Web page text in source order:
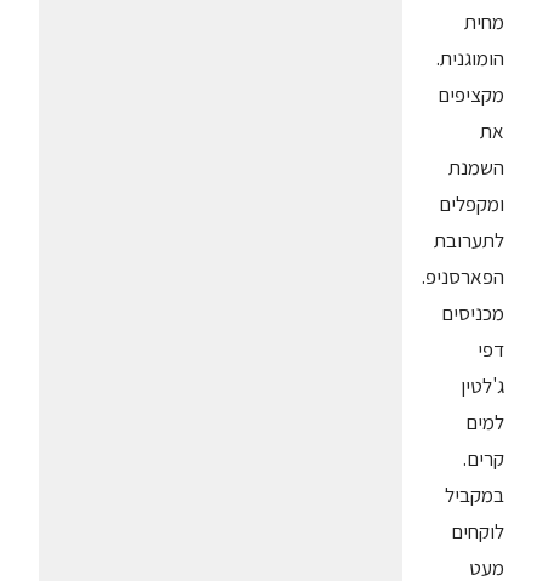
מחית
הומוגנית.
מקציפים
את
השמנת
ומקפלים
לתערובת
הפארסניפ.
מכניסים
דפי
ג'לטין
למים
קרים.
במקביל
לוקחים
מעט